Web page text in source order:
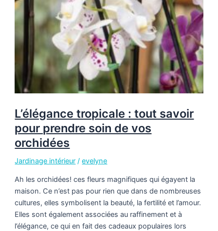
L’élégance tropicale : tout savoir
pour prendre soin de vos
orchidées
Jardinage intérieur /evelyne
Ah les orchidées! ces fleurs magnifiques qui égayent la
maison. Ce n’est pas pour rien que dans de nombreuses
cultures, elles symbolisent la beauté, la fertilité et l’amour.
Elles sont également associées au raffinement et à
l’élégance, ce qui en fait des cadeaux populaires lors